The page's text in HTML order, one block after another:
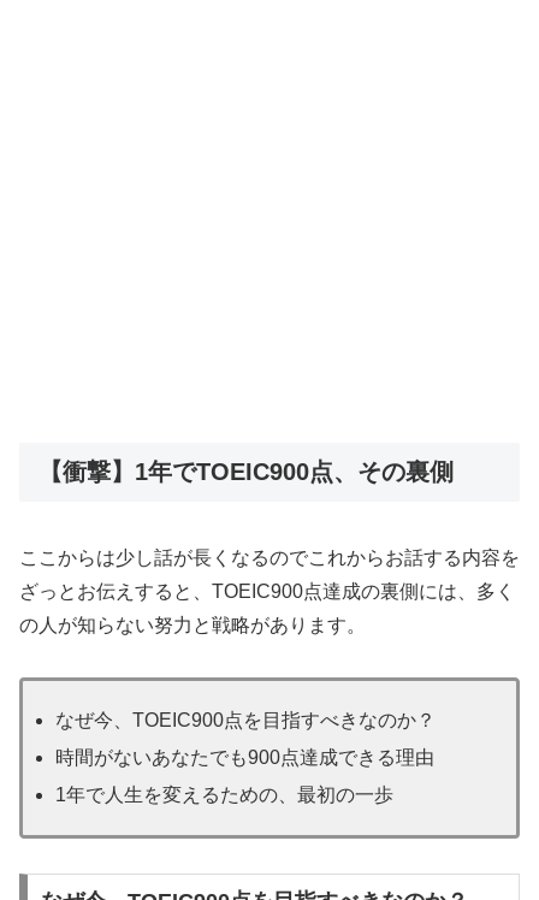
【衝撃】1年でTOEIC900点、その裏側
ここからは少し話が長くなるのでこれからお話する内容を
ざっとお伝えすると、TOEIC900点達成の裏側には、多く
の人が知らない努力と戦略があります。
なぜ今、TOEIC900点を目指すべきなのか？
時間がないあなたでも900点達成できる理由
1年で人生を変えるための、最初の一歩